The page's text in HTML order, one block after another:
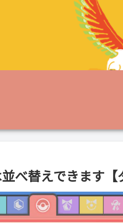
べ替えできます